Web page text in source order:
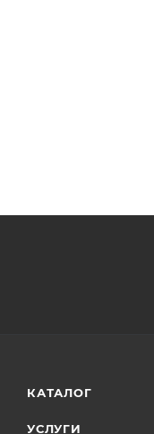
КАТАЛОГ
УСЛУГИ